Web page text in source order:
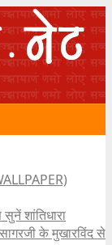
शांतिधारा
के मुखारविंद से